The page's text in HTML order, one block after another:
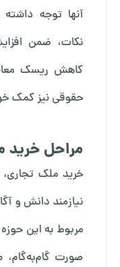
آنها توجه داشته
نکات، ضمن
کاهش ریسک
حقوقی نیز کمک
مراحل خرید
خرید ملک
نیازمند دانش و
مربوط به این
صورت گام‌به‌گام،